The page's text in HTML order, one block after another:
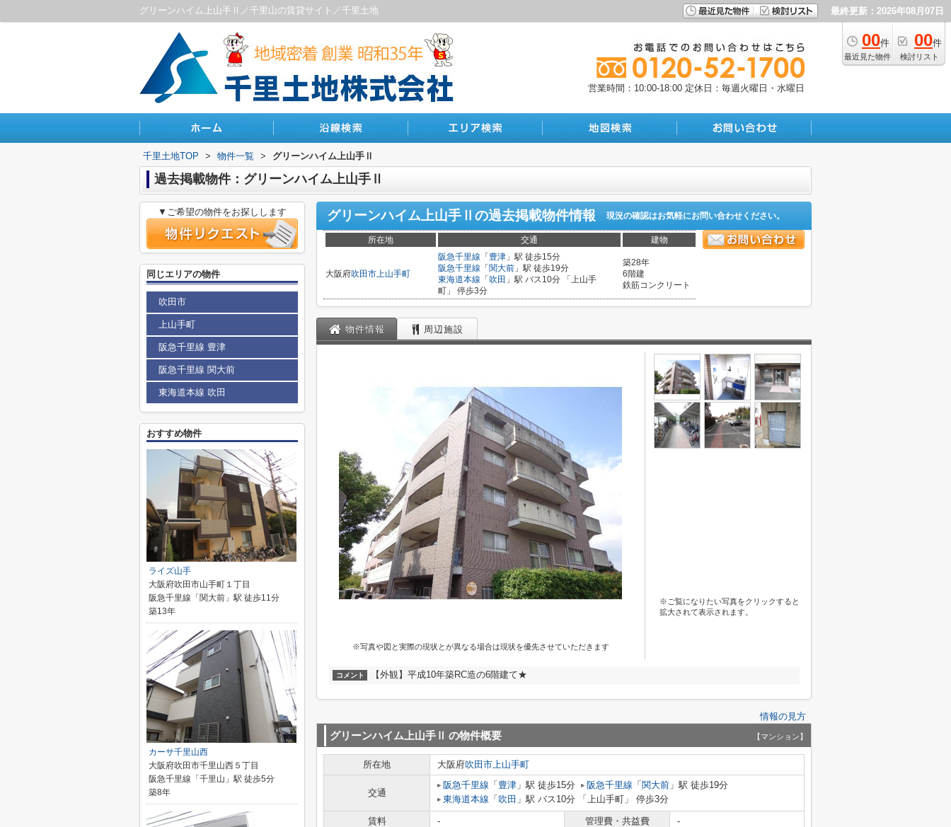
グリーンハイム上山手Ⅱ／千里山の賃貸サイト／千里土地 最終更新：2026年08月07日
00件
最近見た物件
00件
検討リスト
営業時間：10:00-18:00 定休日：毎週火曜日・水曜日
千里土地TOP > 物件一覧 > グリーンハイム上山手Ⅱ
過去掲載物件：グリーンハイム上山手Ⅱ
グリーンハイム上山手Ⅱ の過去掲載物件情報 現況の確認はお気軽にお問い合わせください。
所在地 交通 建物
大阪府吹田市上山手町
阪急千里線 「 豊津 」駅 徒歩15分
阪急千里線 「 関大前 」駅 徒歩19分
東海道本線 「 吹田 」駅 バス10分 「上山手
町」 停歩3分
築28年
6階建
鉄筋コンクリート
物件情報 周辺施設
※写真や図と実際の現状とが異なる場合は現状を優先させていただきます
※ご覧になりたい写真をクリックすると
拡大されて表示されます。
コメント 【外観】平成10年築RC造の6階建て★
情報の見方
グリーンハイム上山手Ⅱ の物件概要 【マンション】
所在地 大阪府吹田市上山手町
交通
阪急千里線 「 豊津 」駅 徒歩15分 阪急千里線 「 関大前 」駅 徒歩19分
東海道本線 「 吹田 」駅 バス10分 「上山手町」 停歩3分
賃料 - 管理費・共益費
-
▼ご希望の物件をお探しします
同じエリアの物件
吹田市
上山手町
阪急千里線 豊津
阪急千里線 関大前
東海道本線 吹田
おすすめ物件
ライズ山手
大阪府吹田市山手町１丁目
阪急千里線「関大前」駅 徒歩11分
築13年
カーサ千里山西
大阪府吹田市千里山西５丁目
阪急千里線「千里山」駅 徒歩5分
築8年